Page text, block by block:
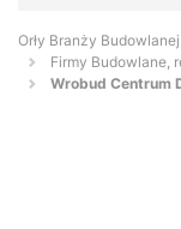
Orły Branży Budowlanej
Firmy Budowlane,
Wrobud Centrum